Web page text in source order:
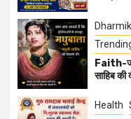
Dharmik
Faith-
साहिब की
Health